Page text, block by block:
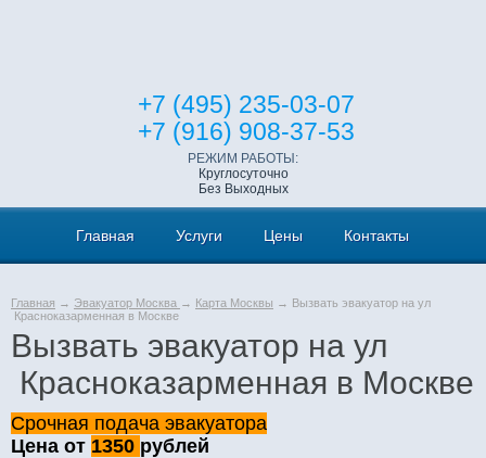
+7 (495) 235-03-07
+7 (916) 908-37-53
РЕЖИМ РАБОТЫ:
Круглосуточно
Без Выходных
Главная Услуги Цены Контакты
Главная → Эвакуатор Москва → Карта Москвы → Вызвать эвакуатор на ул
Красноказарменная в Москве
Вызвать эвакуатор на ул
Красноказарменная в Москве
Срочная подача эвакуатора
Цена от 1350 рублей